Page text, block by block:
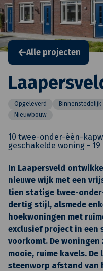
Alle projecten
Opgeleverd Binnenstedelijk
Nieuwbouw
10 twee-onder-één-
geschakelde woning -
In Laapersveld
nieuwe wijk met een
tien statige twee-
dertig stijl, alsmede
hoekwoningen met
exclusief project in een
voorkomt. De
mooie, ruime kavels.
steenworp afstand van